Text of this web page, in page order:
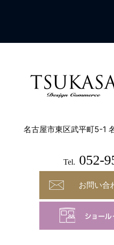
名古屋市東区武平町5-1
Tel. 052-
お問い合